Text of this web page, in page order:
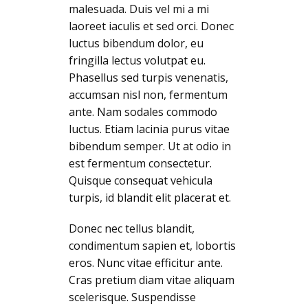
malesuada. Duis vel mi a mi
laoreet iaculis et sed orci. Donec
luctus bibendum dolor, eu
fringilla lectus volutpat eu.
Phasellus sed turpis venenatis,
accumsan nisl non, fermentum
ante. Nam sodales commodo
luctus. Etiam lacinia purus vitae
bibendum semper. Ut at odio in
est fermentum consectetur.
Quisque consequat vehicula
turpis, id blandit elit placerat et.
Donec nec tellus blandit,
condimentum sapien et, lobortis
eros. Nunc vitae efficitur ante.
Cras pretium diam vitae aliquam
scelerisque. Suspendisse